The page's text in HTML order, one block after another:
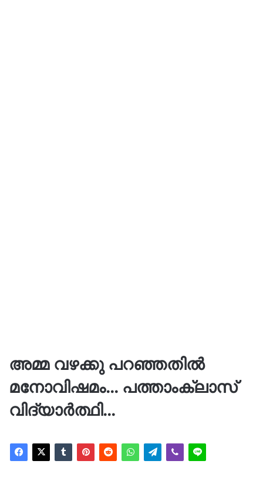
അമ്മ വഴക്കു പറഞ്ഞതിൽ
മനോവിഷമം… പത്താംക്ലാസ്
വിദ്യാർത്ഥി…